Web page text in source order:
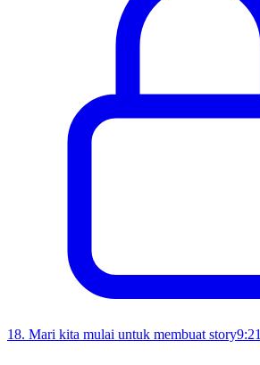
18. Mari kita mulai untuk membuat story9:21